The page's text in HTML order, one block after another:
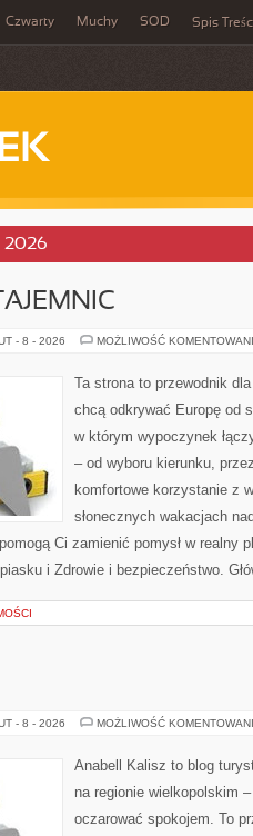
Czwarty Muchy SOD Spis
2026
- 8 - 2026 MOŻLIWOŚĆ
Ta strona to przewodnik
chcą odkrywać Europę od
w którym wypoczynek
– od wyboru kierunku,
komfortowe korzystanie z
słonecznych wakacjach
Ci zamienić pomysł w realny
i Zdrowie i bezpieczeństwo.
- 8 - 2026 MOŻLIWOŚĆ
Anabell Kalisz to blog
na regionie wielkopolskim
oczarować spokojem. To